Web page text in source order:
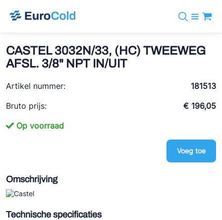
info@eurocold.nl
Merken
BOCK
REFFLEX®
Johnson Controls
Doucette Industries
Koudemiddelen
Diensten
Nieuws
Over ons
CASTEL 3032N/33, (HC) TWEEWEG
AFSL. 3/8" NPT IN/UIT
Artikel nummer:
181513
Bruto prijs:
€ 196,05
Op voorraad
Voeg toe
Omschrijving
Technische specificaties